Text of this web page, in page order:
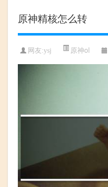
原神精核怎么转
网友:ysj 原神ol